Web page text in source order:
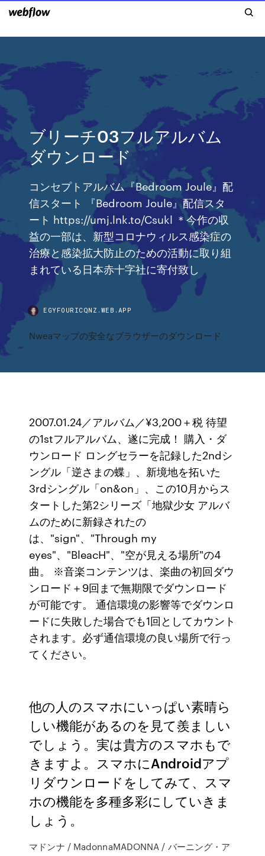
ブリーチ03フルアルバム
ダウンロード
コンセプトアルバム『Bedroom Joule』配
信スタート 『Bedroom Joule』配信スタ
ート https://umj.lnk.to/Csukl ＊今作の収
益の一部は、新型コロナウィルス感染症の
治療と感染拡大防止のための活動に取り組
まれている日本赤十字社に寄付致し
EGYFOURICQNZ.WEB.APP
Nweaマップの安全なブラウザーのダウンロード
2007.01.24／アルバム／¥3,200＋税 待望
の1stフルアルバム、遂に完成！ 購入・ダ
ウンロード ロングセラーを記録した2ndシ
ングル「逆さまの蝶」、新境地を拓いた
3rdシングル「on&on」、この10月からス
タートした第2シリーズ「地獄少女 アルバ
ムのために新録されたの
は、"sign"、"Through my
eyes"、"BleacH"、"空が見える場所"の4
曲。 ※音楽コンテンツは、楽曲の初回ダウ
ンロード＋9回まで無期限でダウンロード
が可能です。 通信環境の影響等でダウンロ
ードに失敗した場合でも1回としてカウント
されます。必ず通信環境の良い場所で行っ
てください。
他の人のスマホにいっぱい素晴ら
しい機能があるのを見て羨ましい
でしょう。実は貴方のスマホもで
きますよ。スマホにAndroidアプ
リダウンロードをしてみて、スマ
ホの機能を多種多彩にしていきま
しょう。
マドンナ / MadonnaMADONNA / バーニング・ア